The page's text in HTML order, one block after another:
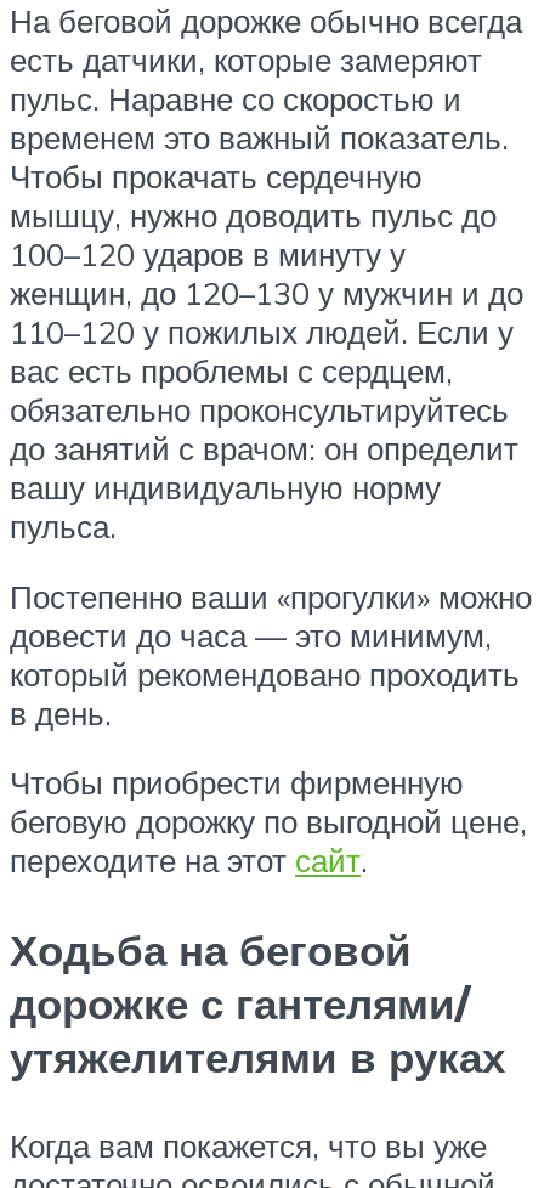
На беговой дорожке обычно всегда
есть датчики, которые замеряют
пульс. Наравне со скоростью и
временем это важный показатель.
Чтобы прокачать сердечную
мышцу, нужно доводить пульс до
100–120 ударов в минуту у
женщин, до 120–130 у мужчин и до
110–120 у пожилых людей. Если у
вас есть проблемы с сердцем,
обязательно проконсультируйтесь
до занятий с врачом: он определит
вашу индивидуальную норму
пульса.
Постепенно ваши «прогулки» можно
довести до часа — это минимум,
который рекомендовано проходить
в день.
Чтобы приобрести фирменную
беговую дорожку по выгодной цене,
переходите на этот сайт.
Ходьба на беговой
дорожке с гантелями/
утяжелителями в руках
Когда вам покажется, что вы уже